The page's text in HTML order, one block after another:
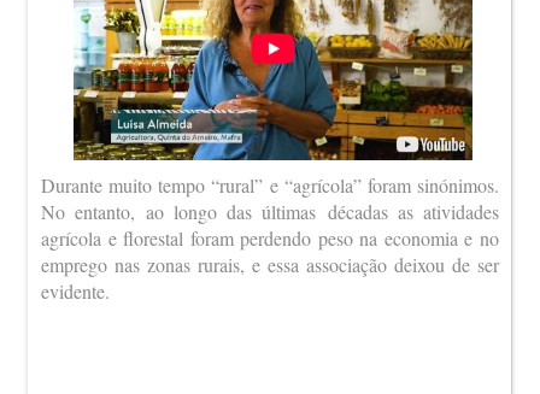
Durante muito tempo “rural” e “agrícola” foram sinónimos.
No entanto, ao longo das últimas décadas as atividades
agrícola e florestal foram perdendo peso na economia e no
emprego nas zonas rurais, e essa associação deixou de ser
evidente.